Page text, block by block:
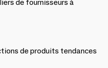
de fournisseurs à
de produits tendances